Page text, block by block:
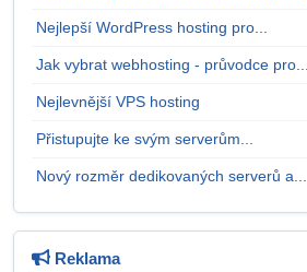
Nejlepší WordPress hosting pro...
Jak vybrat webhosting - průvodce pro...
Nejlevnější VPS hosting
Přistupujte ke svým serverům...
Nový rozměr dedikovaných serverů a...
Reklama